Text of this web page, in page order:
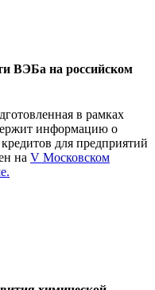
ВЭБа на российском
в рамках
информацию о
для предприятий
на V Московском